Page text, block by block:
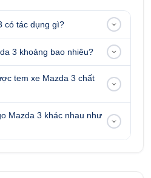
có tác dụng gì?
3 khoảng bao nhiêu?
tem xe Mazda 3 chất
Mazda 3 khác nhau như